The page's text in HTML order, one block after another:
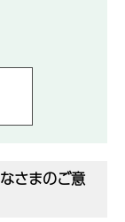
さまのご意